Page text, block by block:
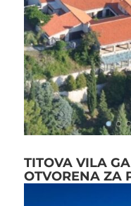
TITOVA VILA
OTVORENA ZA